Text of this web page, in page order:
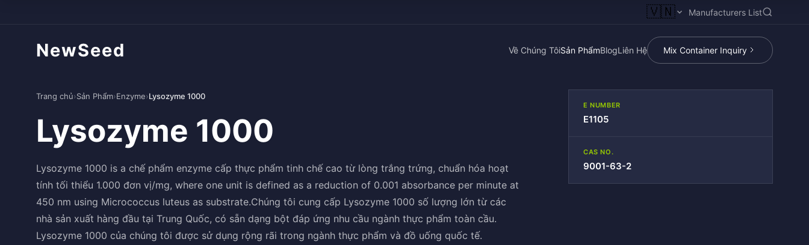
🇻🇳 Manufacturers List
NewSeed Về Chúng TôiSản PhẩmBlogLiên Hệ Mix Container Inquiry
Trang chủ›Sản Phẩm›Enzyme›Lysozyme 1000
Lysozyme 1000
Lysozyme 1000 is a chế phẩm enzyme cấp thực phẩm tinh chế cao từ lòng trắng trứng, chuẩn hóa hoạt
tính tối thiểu 1.000 đơn vị/mg, where one unit is defined as a reduction of 0.001 absorbance per minute at
450 nm using Micrococcus luteus as substrate.Chúng tôi cung cấp Lysozyme 1000 số lượng lớn từ các
nhà sản xuất hàng đầu tại Trung Quốc, có sẵn dạng bột đáp ứng nhu cầu ngành thực phẩm toàn cầu.
Lysozyme 1000 của chúng tôi được sử dụng rộng rãi trong ngành thực phẩm và đồ uống quốc tế.
E NUMBER
E1105
CAS NO.
9001-63-2